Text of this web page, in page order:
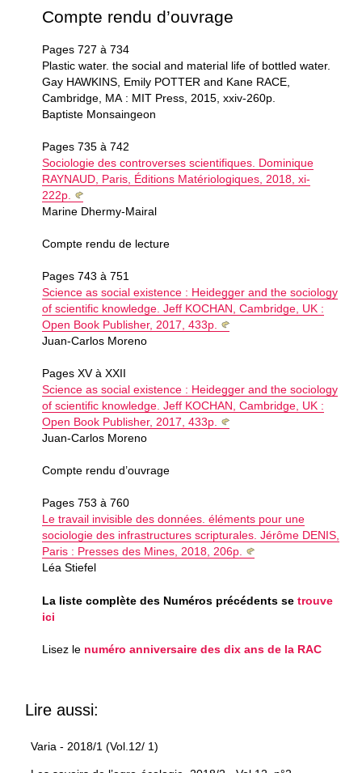
Compte rendu d’ouvrage
Pages 727 à 734
Plastic water. the social and material life of bottled water.
Gay HAWKINS, Emily POTTER and Kane RACE,
Cambridge, MA : MIT Press, 2015, xxiv-260p.
Baptiste Monsaingeon
Pages 735 à 742
Sociologie des controverses scientifiques. Dominique
RAYNAUD, Paris, Éditions Matériologiques, 2018, xi-
222p.
Marine Dhermy-Mairal
Compte rendu de lecture
Pages 743 à 751
Science as social existence : Heidegger and the sociology
of scientific knowledge. Jeff KOCHAN, Cambridge, UK :
Open Book Publisher, 2017, 433p.
Juan-Carlos Moreno
Pages XV à XXII
Science as social existence : Heidegger and the sociology
of scientific knowledge. Jeff KOCHAN, Cambridge, UK :
Open Book Publisher, 2017, 433p.
Juan-Carlos Moreno
Compte rendu d’ouvrage
Pages 753 à 760
Le travail invisible des données. éléments pour une
sociologie des infrastructures scripturales. Jérôme DENIS,
Paris : Presses des Mines, 2018, 206p.
Léa Stiefel
La liste complète des Numéros précédents se trouve
ici
Lisez le numéro anniversaire des dix ans de la RAC
Lire aussi:
Varia - 2018/1 (Vol.12/ 1)